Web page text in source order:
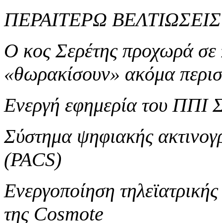
ΠΕΡΑΙΤΕΡΩ
Ο κος Σερέτης προχωρά σε
«θωρακίσουν» ακόμα
Ενεργή εφημερία του ΠΠΙ
Σύστημα ψηφιακής
(PACS)
Ενεργοποίηση
της Cosmote